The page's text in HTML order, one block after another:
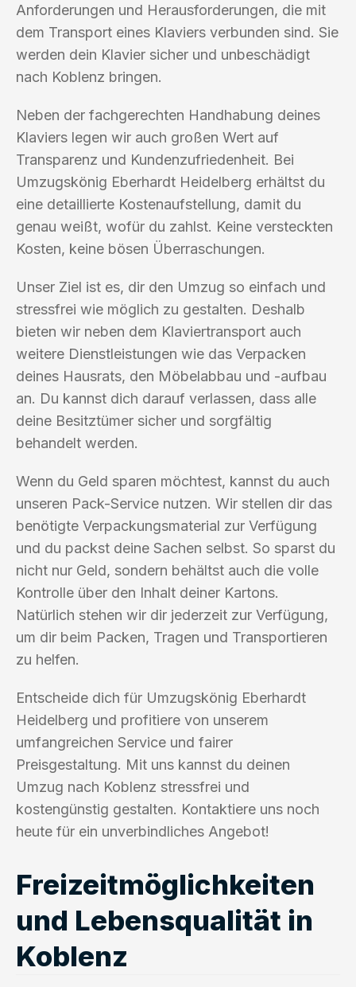
Anforderungen und Herausforderungen, die mit
dem Transport eines Klaviers verbunden sind. Sie
werden dein Klavier sicher und unbeschädigt
nach Koblenz bringen.
Neben der fachgerechten Handhabung deines
Klaviers legen wir auch großen Wert auf
Transparenz und Kundenzufriedenheit. Bei
Umzugskönig Eberhardt Heidelberg erhältst du
eine detaillierte Kostenaufstellung, damit du
genau weißt, wofür du zahlst. Keine versteckten
Kosten, keine bösen Überraschungen.
Unser Ziel ist es, dir den Umzug so einfach und
stressfrei wie möglich zu gestalten. Deshalb
bieten wir neben dem Klaviertransport auch
weitere Dienstleistungen wie das Verpacken
deines Hausrats, den Möbelabbau und -aufbau
an. Du kannst dich darauf verlassen, dass alle
deine Besitztümer sicher und sorgfältig
behandelt werden.
Wenn du Geld sparen möchtest, kannst du auch
unseren Pack-Service nutzen. Wir stellen dir das
benötigte Verpackungsmaterial zur Verfügung
und du packst deine Sachen selbst. So sparst du
nicht nur Geld, sondern behältst auch die volle
Kontrolle über den Inhalt deiner Kartons.
Natürlich stehen wir dir jederzeit zur Verfügung,
um dir beim Packen, Tragen und Transportieren
zu helfen.
Entscheide dich für Umzugskönig Eberhardt
Heidelberg und profitiere von unserem
umfangreichen Service und fairer
Preisgestaltung. Mit uns kannst du deinen
Umzug nach Koblenz stressfrei und
kostengünstig gestalten. Kontaktiere uns noch
heute für ein unverbindliches Angebot!
Freizeitmöglichkeiten
und Lebensqualität in
Koblenz